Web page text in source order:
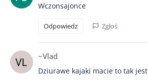
Wczonsajonce
Odpowiedz Zgłoś
~Vlad
Dziurawe kajaki macie to tak jest